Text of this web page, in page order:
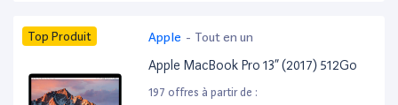
Top Produit Apple - Tout en un
Apple MacBook Pro 13” (2017) 512Go
197 offres à partir de :